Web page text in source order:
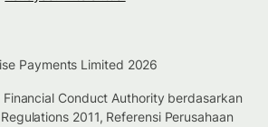
Payments Limited 2026
Financial Conduct Authority berdasarkan
2011, Referensi Perusahaan